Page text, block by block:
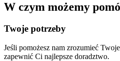
W czym możemy
Twoje potrzeby
Jeśli pomożesz nam zrozumieć
zapewnić Ci najlepsze doradztwo.